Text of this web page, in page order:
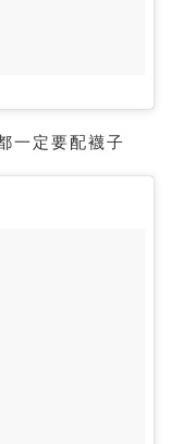
一定要配襪子